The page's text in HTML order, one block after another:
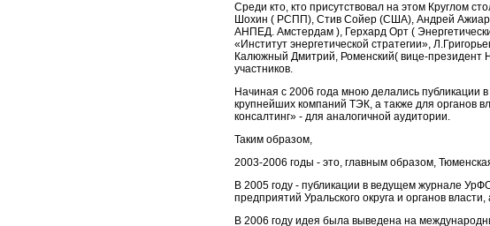
Среди кто, кто присутствовал на этом Круглом
Шохин ( РСПП), Стив Сойер (США), Андрей
АНПЕД. Амстердам ), Герхард Орт (
«Институт энергетической стратегии»,
Калюжный Дмитрий, Роменский( вице-президент
участников.
Начиная с 2006 года мною делались публикации
крупнейших компаний ТЭК, а также для органов
консалтинг» - для аналогичной аудитории.
Таким образом,
2003-2006 годы - это, главным образом,
В 2005 году - публикации в ведущем журнале
предприятий Уральского округа и органов
В 2006 году идея была выведена на